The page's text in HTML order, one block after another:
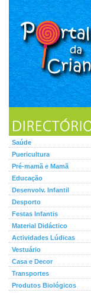
Saúde
Puericultura
Pré-mamã e Mamã
Educação
Desenvolv. Infantil
Desporto
Festas Infantis
Material Didáctico
Actividades Lúdicas
Vestuário
Casa e Decor
Transportes
Produtos Biológicos